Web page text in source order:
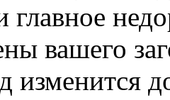
вашего
изменится